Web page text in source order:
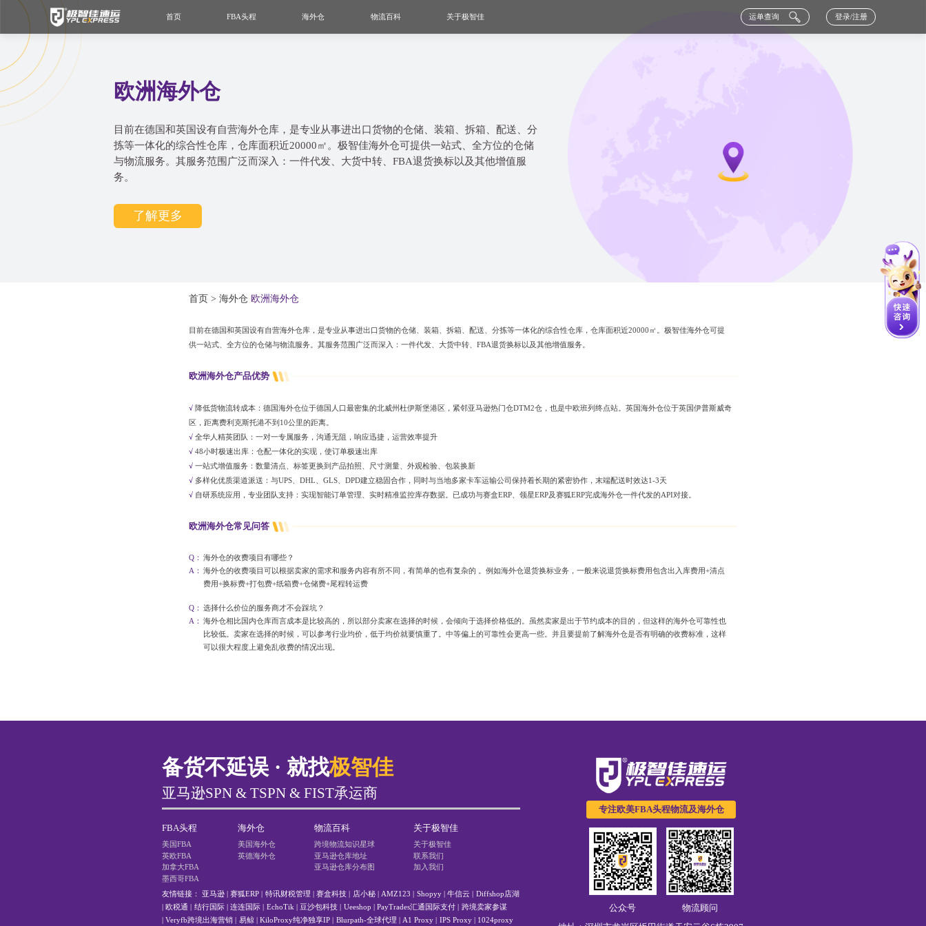
首页 FBA头程 海外仓 物流百科 关于极智佳 运单查询 登录/注册
欧洲海外仓
目前在德国和英国设有自营海外仓库，是专业从事进出口货物的仓储、装箱、拆箱、配送、分
拣等一体化的综合性仓库，仓库面积近20000㎡。极智佳海外仓可提供一站式、全方位的仓储
与物流服务。其服务范围广泛而深入：一件代发、大货中转、FBA退货换标以及其他增值服
务。
了解更多
首页 > 海外仓 欧洲海外仓
目前在德国和英国设有自营海外仓库，是专业从事进出口货物的仓储、装箱、拆箱、配送、分拣等一体化的综合性仓库，仓库面积近20000㎡。极智佳海外仓可提
供一站式、全方位的仓储与物流服务。其服务范围广泛而深入：一件代发、大货中转、FBA退货换标以及其他增值服务。
欧洲海外仓产品优势
√ 降低货物流转成本：德国海外仓位于德国人口最密集的北威州杜伊斯堡港区，紧邻亚马逊热门仓DTM2仓，也是中欧班列终点站。英国海外仓位于英国伊普斯威奇
区，距离费利克斯托港不到10公里的距离。
√ 全华人精英团队：一对一专属服务，沟通无阻，响应迅捷，运营效率提升
√ 48小时极速出库：仓配一体化的实现，使订单极速出库
√ 一站式增值服务：数量清点、标签更换到产品拍照、尺寸测量、外观检验、包装换新
√ 多样化优质渠道派送：与UPS、DHL、GLS、DPD建立稳固合作，同时与当地多家卡车运输公司保持着长期的紧密协作，末端配送时效达1-3天
√ 自研系统应用，专业团队支持：实现智能订单管理、实时精准监控库存数据。已成功与赛盒ERP、领星ERP及赛狐ERP完成海外仓一件代发的API对接。
欧洲海外仓常见问答
Q： 海外仓的收费项目有哪些？
A： 海外仓的收费项目可以根据卖家的需求和服务内容有所不同，有简单的也有复杂的 。例如海外仓退货换标业务，一般来说退货换标费用包含出入库费用+清点
费用+换标费+打包费+纸箱费+仓储费+尾程转运费
Q： 选择什么价位的服务商才不会踩坑？
A： 海外仓相比国内仓库而言成本是比较高的，所以部分卖家在选择的时候，会倾向于选择价格低的。虽然卖家是出于节约成本的目的，但这样的海外仓可靠性也
比较低。卖家在选择的时候，可以参考行业均价，低于均价就要慎重了。中等偏上的可靠性会更高一些。并且要提前了解海外仓是否有明确的收费标准，这样
可以很大程度上避免乱收费的情况出现。
备货不延误 · 就找极智佳
亚马逊SPN & TSPN & FIST承运商
FBA头程
美国FBA
英欧FBA
加拿大FBA
墨西哥FBA
海外仓
美国海外仓
英德海外仓
物流百科
跨境物流知识星球
亚马逊仓库地址
亚马逊仓库分布图
关于极智佳
关于极智佳
联系我们
加入我们
友情链接： 亚马逊 赛狐ERP 特讯财税管理 赛盒科技 店小秘 AMZ123 Shopyy 牛信云
Diffshop店湖
欧税通 结行国际 连连国际 EchoTik 豆沙包科技 Ueeshop PayTrades汇通国际支付
跨境卖家参谋
Veryfb跨境出海营销 易鲸 KiloProxy纯净独享IP Blurpath-全球代理 A1 Proxy IPS Proxy 1024proxy
专注欧美FBA头程物流及海外仓
公众号
物流顾问